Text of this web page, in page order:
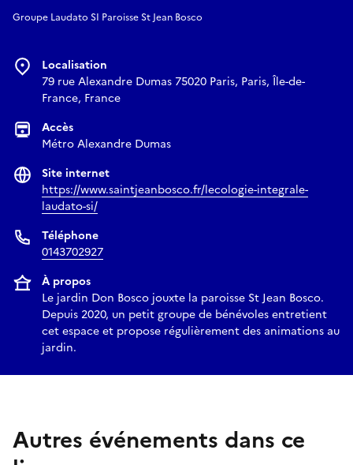
Groupe Laudato SI Paroisse St Jean Bosco
Localisation
79 rue Alexandre Dumas 75020 Paris, Paris, Île-de-
France, France
Accès
Métro Alexandre Dumas
Site internet
https://www.saintjeanbosco.fr/lecologie-integrale-
laudato-si/
Téléphone
0143702927
À propos
Le jardin Don Bosco jouxte la paroisse St Jean Bosco.
Depuis 2020, un petit groupe de bénévoles entretient
cet espace et propose régulièrement des animations au
jardin.
Autres événements dans ce